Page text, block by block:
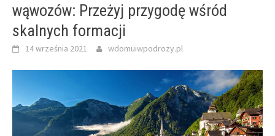
wąwozów: Przeżyj przygodę wśród
skalnych formacji
14 września 2021 wdomuiwpodrozy.pl